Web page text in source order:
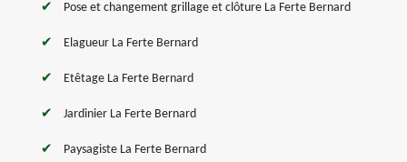
Pose et changement grillage et clôture La Ferte Bernard
Elagueur La Ferte Bernard
Etêtage La Ferte Bernard
Jardinier La Ferte Bernard
Paysagiste La Ferte Bernard